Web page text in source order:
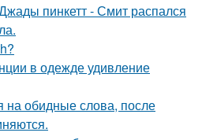
пинкетт - Смит распался
в одежде удивление
обидные слова, после